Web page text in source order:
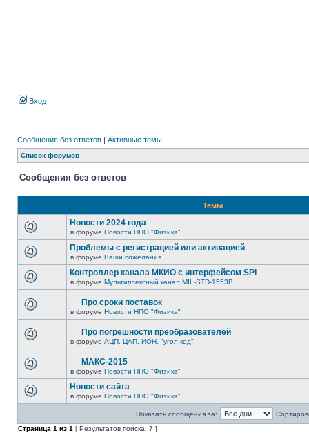
Вход
Сообщения без ответов | Активные темы
Список форумов
Сообщения без ответов
Темы
Новости 2024 года
в форуме Новости НПО "Физика"
Проблемы с регистрацией или активацией
в форуме Ваши пожелания
Контроллер канала МКИО с интерфейсом SPI
в форуме Мультиплексный канал MIL-STD-1553B
Про сроки поставок
в форуме Новости НПО "Физика"
Про погрешности преобразователей
в форуме АЦП, ЦАП, ИОН, "угол-код"
МАКС-2015
в форуме Новости НПО "Физика"
Новости сайта
в форуме Новости НПО "Физика"
Показать сообщения за:
Страница 1 из 1 [ Результатов поиска: 7 ]